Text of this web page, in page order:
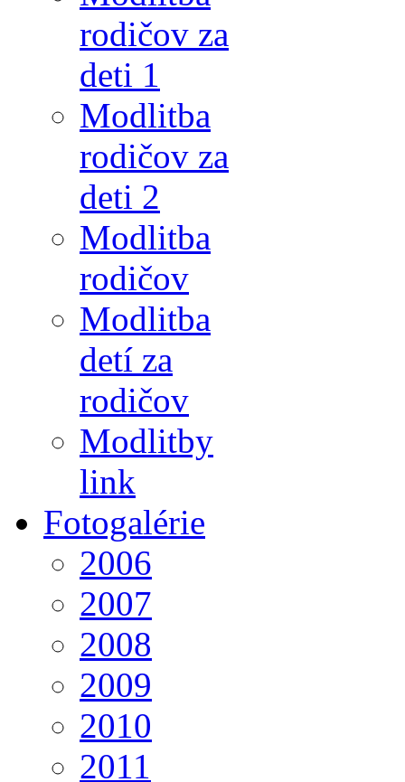
rodičov za
deti 1
Modlitba
rodičov za
deti 2
Modlitba
rodičov
Modlitba
detí za
rodičov
Modlitby
link
Fotogalérie
2006
2007
2008
2009
2010
2011